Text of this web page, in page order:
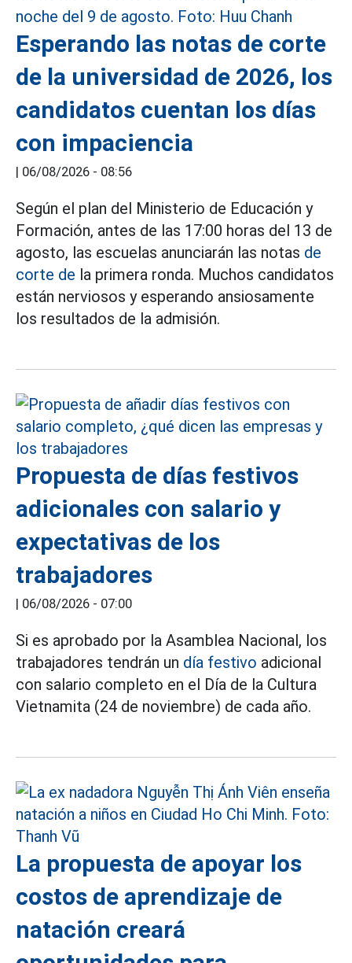
Esperando las notas de corte
de la universidad de 2026, los
candidatos cuentan los días
con impaciencia
| 06/08/2026 - 08:56
Según el plan del Ministerio de Educación y
Formación, antes de las 17:00 horas del 13 de
agosto, las escuelas anunciarán las notas de
corte de la primera ronda. Muchos candidatos
están nerviosos y esperando ansiosamente
los resultados de la admisión.
Propuesta de días festivos
adicionales con salario y
expectativas de los
trabajadores
| 06/08/2026 - 07:00
Si es aprobado por la Asamblea Nacional, los
trabajadores tendrán un día festivo adicional
con salario completo en el Día de la Cultura
Vietnamita (24 de noviembre) de cada año.
La propuesta de apoyar los
costos de aprendizaje de
natación creará